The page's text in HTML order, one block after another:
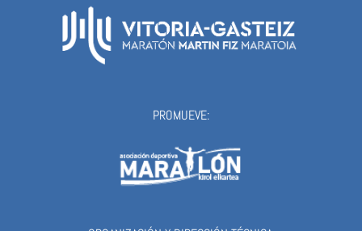
PROMUEVE: